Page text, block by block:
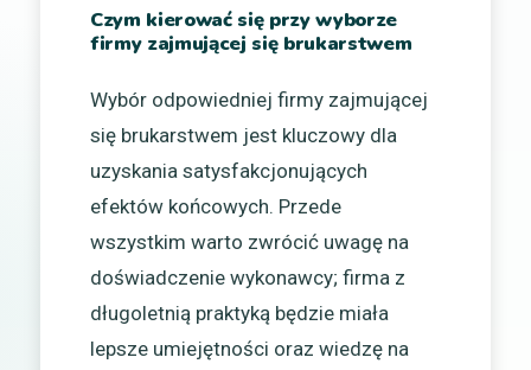
Czym kierować się przy wyborze
firmy zajmującej się brukarstwem
Wybór odpowiedniej firmy zajmującej
się brukarstwem jest kluczowy dla
uzyskania satysfakcjonujących
efektów końcowych. Przede
wszystkim warto zwrócić uwagę na
doświadczenie wykonawcy; firma z
długoletnią praktyką będzie miała
lepsze umiejętności oraz wiedzę na